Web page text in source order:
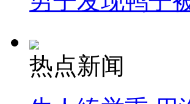
热点新闻